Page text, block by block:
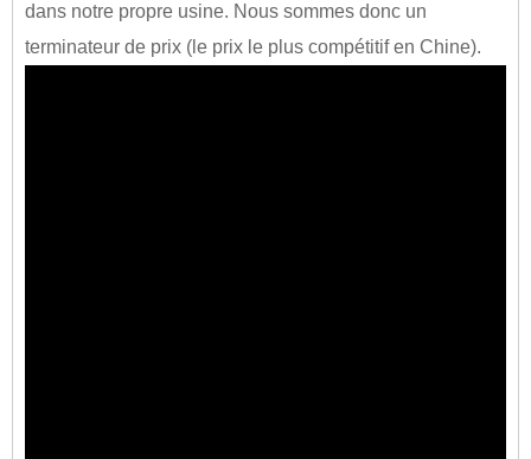
dans notre propre usine. Nous sommes donc un
terminateur de prix (le prix le plus compétitif en Chine).